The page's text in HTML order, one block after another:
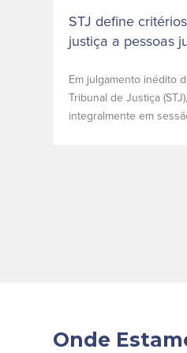
STJ define
justiça a pessoas
Em julgamento inédito
Tribunal de Justiça
integralmente em
Onde